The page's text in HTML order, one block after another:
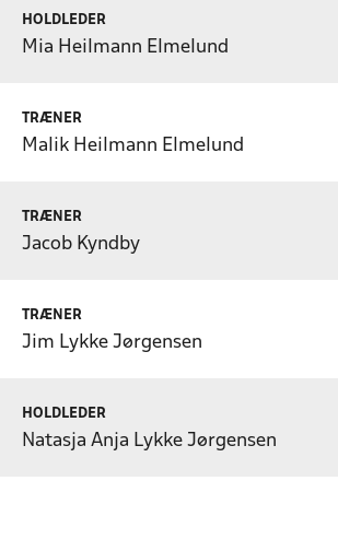
HOLDLEDER
Mia Heilmann Elmelund
TRÆNER
Malik Heilmann Elmelund
TRÆNER
Jacob Kyndby
TRÆNER
Jim Lykke Jørgensen
HOLDLEDER
Natasja Anja Lykke Jørgensen